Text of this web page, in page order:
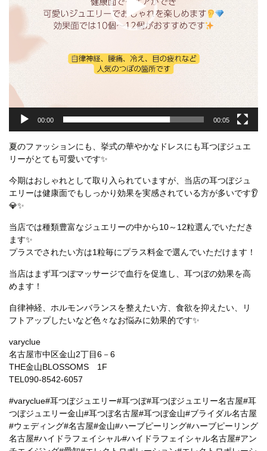
00:00 00:05
夏のファッションにも、挙式の華やかなドレスにも耳つぼジュエ
リーがとても可愛いです✨
今期はおしゃれとして取り入られていますが、当店の耳つぼジュ
エリーは健康面でもしっかり効果を実感されている方が多いです👂
💎✨
当店では種類豊富なジュエリーの中から10～12粒選んでいただき
ます✨
プラスでされたい方は1粒毎にプラス料金で選んでいただけます！
当店はまず耳つぼマッサージで血行を促進し、耳つぼの効果を高
めます！
自律神経、ホルモンバランスを整えたい方、食欲を抑えたい、リ
フトアップしたいなど色々なお悩みに効果的です✨
varyclue
名古屋市中区金山2丁目6－6
THE金山BLOSSOMS 1F
TEL090-8542‐6057
#varyclue#耳つぼジュエリー#耳つぼ#耳つぼジュエリー名古屋#耳
つぼジュエリー金山#耳つぼ名古屋#耳つぼ金山#ブライダル名古屋
#ウェディング#名古屋#金山#ハーブピーリング#ハーブピーリング
名古屋#ハイドラフェイシャル#ハイドラフェイシャル名古屋#アン